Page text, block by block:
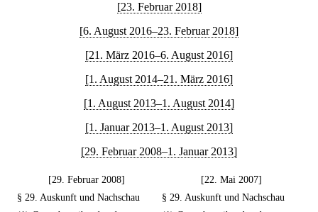
[23. Februar 2018]
[6. August 2016–23. Februar 2018]
[21. März 2016–6. August 2016]
[1. August 2014–21. März 2016]
[1. August 2013–1. August 2014]
[1. Januar 2013–1. August 2013]
[29. Februar 2008–1. Januar 2013]
[29. Februar 2008]
[22. Mai 2007]
§ 29. Auskunft und Nachschau
§ 29. Auskunft und Nachschau